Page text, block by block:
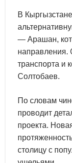
В
— Арашан,
направления.
транспорта и
Солтобаев.
По словам
проводит
проекта.
столицу с